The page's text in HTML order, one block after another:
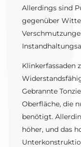
Allerdings sind
gegenüber
Klinkerfassaden
Gebrannte
Oberfläche, die
benötigt.
höher, und das